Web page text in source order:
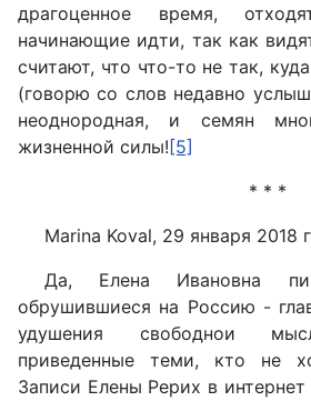
драгоценное время,
начинающие идти, так как
считают, что что-то не так,
(говорю со слов недавно
неоднородная, и семян
жизненной силы! [5]
* * *
Marina Koval, 29 января 2018
Да, Елена Ивановна
обрушившиеся на Россию -
удушения свободнои
приведенные теми, кто не
Записи Елены Рерих в